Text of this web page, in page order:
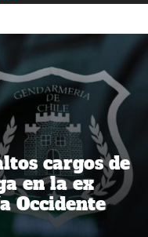
cargos de
en la ex
Occidente